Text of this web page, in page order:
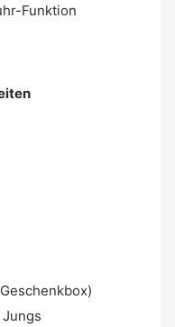
Funktion